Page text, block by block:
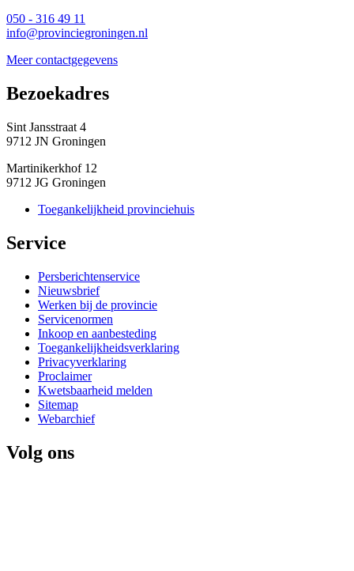
050 - 316 49 11
info@provinciegroningen.nl
Meer contactgegevens
Bezoekadres
Sint Jansstraat 4
9712 JN Groningen
Martinikerkhof 12
9712 JG Groningen
Toegankelijkheid provinciehuis
Service
Persberichtenservice
Nieuwsbrief
Werken bij de provincie
Servicenormen
Inkoop en aanbesteding
Toegankelijkheidsverklaring
Privacyverklaring
Proclaimer
Kwetsbaarheid melden
Sitemap
Webarchief
Volg ons